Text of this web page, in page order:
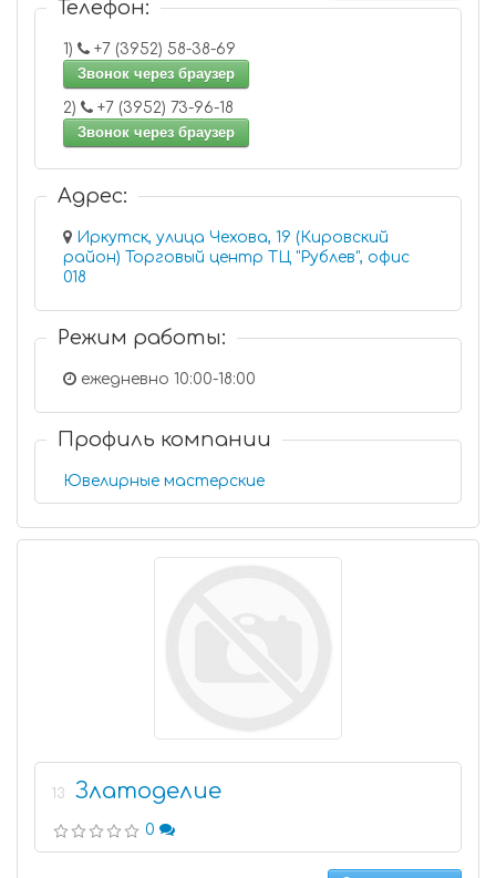
Телефон:
1)
+7 (3952) 58-38-69
Звонок через браузер
2)
+7 (3952) 73-96-18
Звонок через браузер
Адрес:
Иркутск, улица Чехова, 19 (Кировский
район) Торговый центр ТЦ "Рублев", офис
018
Режим работы:
ежедневно 10:00-18:00
Профиль компании
Ювелирные мастерские
13 Златоделие
0